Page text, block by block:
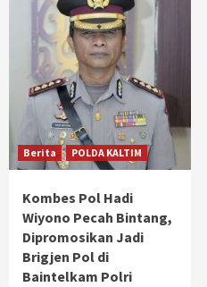
Berita POLDA KALTIM
Kombes Pol Hadi
Wiyono Pecah Bintang,
Dipromosikan Jadi
Brigjen Pol di
Baintelkam Polri